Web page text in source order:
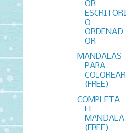
OR
ESCRITORI
O
ORDENAD
OR
MANDALAS
PARA
COLOREAR
(FREE)
COMPLETA
EL
MANDALA
(FREE)